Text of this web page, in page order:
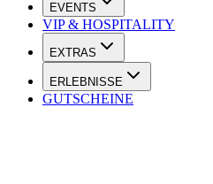
EVENTS
VIP & HOSPITALITY
EXTRAS
ERLEBNISSE
GUTSCHEINE